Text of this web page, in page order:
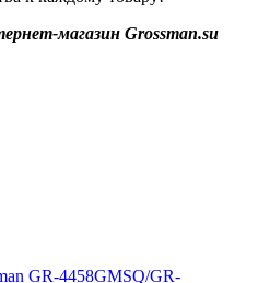
магазин Grossman.su